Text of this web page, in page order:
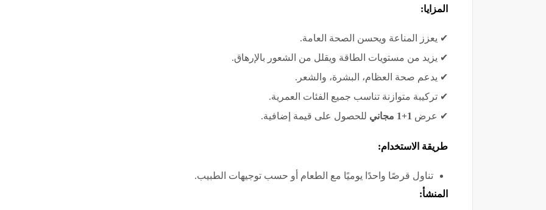
المزايا:
✔ يعزز المناعة ويحسن الصحة العامة.
✔ يزيد من مستويات الطاقة ويقلل من الشعور بالإرهاق.
✔ يدعم صحة العظام، البشرة، والشعر.
✔ تركيبة متوازنة تناسب جميع الفئات العمرية.
✔ عرض 1+1 مجاني للحصول على قيمة إضافية.
طريقة الاستخدام:
تناول قرصًا واحدًا يوميًا مع الطعام أو حسب توجيهات الطبيب.
المنشأ: